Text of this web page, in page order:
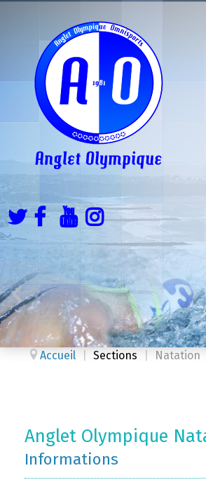
Accueil Sections Natation
Anglet Olympique
Informations